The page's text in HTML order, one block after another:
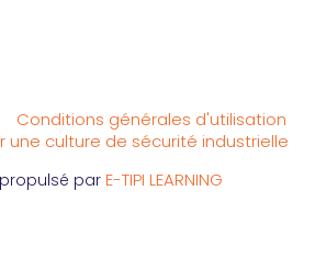
Conditions générales d'utilisation
une culture de sécurité industrielle
par E-TIPI LEARNING